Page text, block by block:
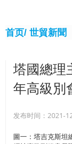
首页/ 世貿新聞
塔國總理
年高級別
发布时间：2021-
級別國際會議閉幕
圖一：塔吉克斯坦